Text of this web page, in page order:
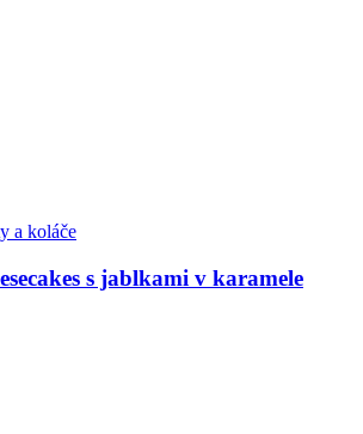
a koláče
s jablkami v karamele